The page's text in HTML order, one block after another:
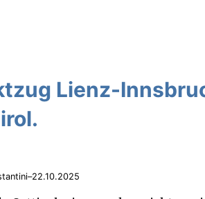
Lienz-
–22.10.2025